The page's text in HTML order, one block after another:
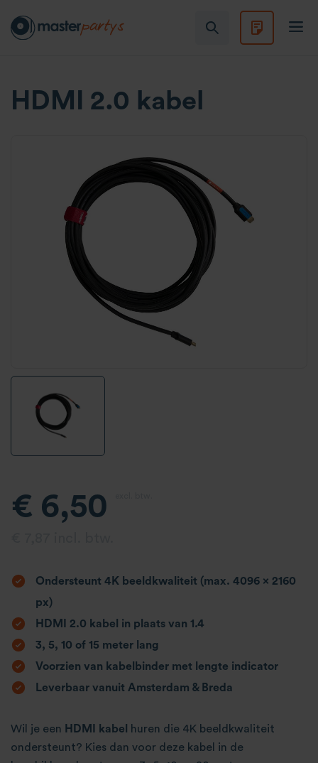
HDMI 2.0 kabel
€ 6,50
Ondersteunt 4K beeldkwaliteit (max. 4096 x 2160
px)
HDMI 2.0 kabel in plaats van 1.4
3, 5, 10 of 15 meter lang
Voorzien van kabelbinder met lengte indicator
Leverbaar vanuit Amsterdam & Breda
Wil je een HDMI kabel
huren die 4K beeldkwaliteit
ondersteunt? Kies dan voor deze kabel in de